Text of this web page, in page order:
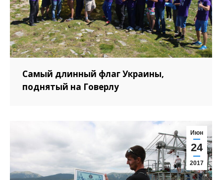
Самый длинный флаг Украины,
поднятый на Говерлу
Июн
24
2017